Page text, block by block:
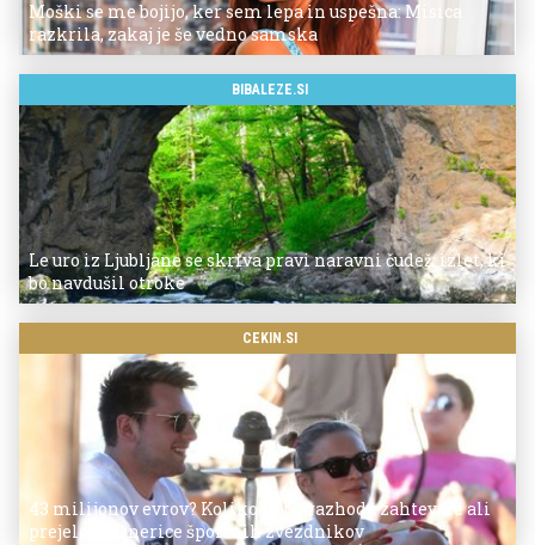
Moški se me bojijo, ker sem lepa in uspešna: Misica
razkrila, zakaj je še vedno samska
BIBALEZE.SI
Le uro iz Ljubljane se skriva pravi naravni čudež: izlet, ki
bo navdušil otroke
CEKIN.SI
43 milijonov evrov? Koliko so po razhodu zahtevale ali
prejele partnerice športnih zvezdnikov